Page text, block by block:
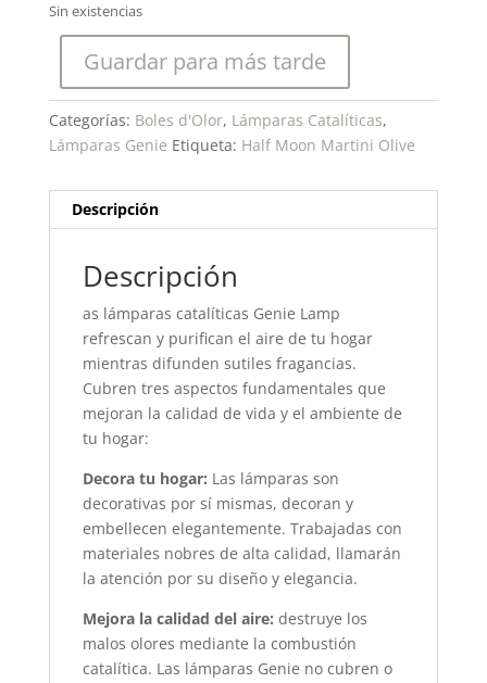
Sin existencias
Guardar para más tarde
Categorías: Boles d'Olor, Lámparas Catalíticas,
Lámparas Genie Etiqueta: Half Moon Martini Olive
Descripción
Descripción
as lámparas catalíticas Genie Lamp
refrescan y purifican el aire de tu hogar
mientras difunden sutiles fragancias.
Cubren tres aspectos fundamentales que
mejoran la calidad de vida y el ambiente de
tu hogar:
Decora tu hogar: Las lámparas son
decorativas por sí mismas, decoran y
embellecen elegantemente. Trabajadas con
materiales nobres de alta calidad, llamarán
la atención por su diseño y elegancia.
Mejora la calidad del aire: destruye los
malos olores mediante la combustión
catalítica. Las lámparas Genie no cubren o